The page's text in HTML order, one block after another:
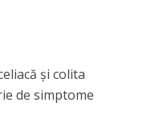
și colita
de simptome